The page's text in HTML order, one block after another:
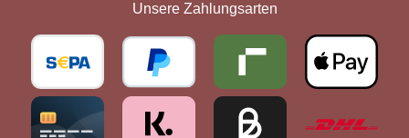
Unsere Zahlungsarten